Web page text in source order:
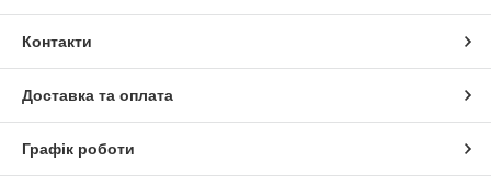
Контакти
Доставка та оплата
Графік роботи